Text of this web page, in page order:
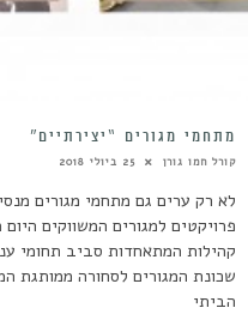
מתחמי מגורים “יצירתיים”
קורל חמו גורן 25 ביולי 2018
לא רק ערים גם מתחמי מגורים
פרויקטים למגורים המשווקים
קהילות המתאחדות סביב תחומי
שכונת המגורים לסחורה ממותגת
הביתי